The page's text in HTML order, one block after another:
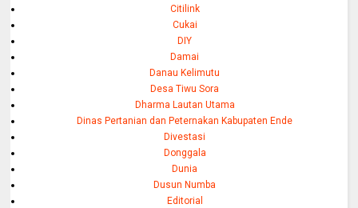
Citilink
Cukai
DIY
Damai
Danau Kelimutu
Desa Tiwu Sora
Dharma Lautan Utama
Dinas Pertanian dan Peternakan Kabupaten Ende
Divestasi
Donggala
Dunia
Dusun Numba
Editorial